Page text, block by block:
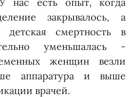
закрывалось, а
детская смертность в
уменьшалась -
женщин везли
аппаратура и выше
врачей.